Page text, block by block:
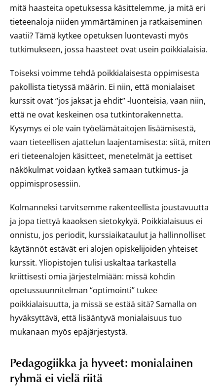
mitä haasteita opetuksessa käsittelemme, ja mitä eri
tieteenaloja niiden ymmärtäminen ja ratkaiseminen
vaatii? Tämä kytkee opetuksen luontevasti myös
tutkimukseen, jossa haasteet ovat usein poikkialaisia.
Toiseksi voimme tehdä poikkialaisesta oppimisesta
pakollista tietyssä määrin. Ei niin, että monialaiset
kurssit ovat “jos jaksat ja ehdit” -luonteisia, vaan niin,
että ne ovat keskeinen osa tutkintorakennetta.
Kysymys ei ole vain työelämätaitojen lisäämisestä,
vaan tieteellisen ajattelun laajentamisesta: siitä, miten
eri tieteenalojen käsitteet, menetelmät ja eettiset
näkökulmat voidaan kytkeä samaan tutkimus- ja
oppimisprosessiin.
Kolmanneksi tarvitsemme rakenteellista joustavuutta
ja jopa tiettyä kaaoksen sietokykyä. Poikkialaisuus ei
onnistu, jos periodit, kurssiaikataulut ja hallinnolliset
käytännöt estävät eri alojen opiskelijoiden yhteiset
kurssit. Yliopistojen tulisi uskaltaa tarkastella
kriittisesti omia järjestelmiään: missä kohdin
opetussuunnitelman “optimointi” tukee
poikkialaisuutta, ja missä se estää sitä? Samalla on
hyväksyttävä, että lisääntyvä monialaisuus tuo
mukanaan myös epäjärjestystä.
Pedagogiikka ja hyveet: monialainen
ryhmä ei vielä riitä